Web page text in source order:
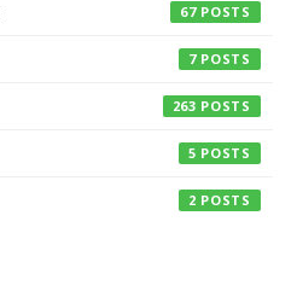
67
7
263
5
2